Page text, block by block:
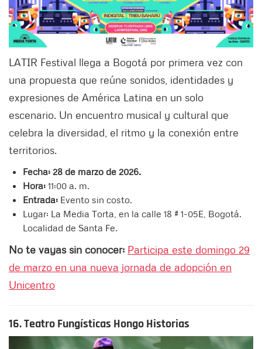
LATIR Festival llega a Bogotá por primera vez con
una propuesta que reúne sonidos, identidades y
expresiones de América Latina en un solo
escenario. Un encuentro musical y cultural que
celebra la diversidad, el ritmo y la conexión entre
territorios.
Fecha: 28 de marzo de 2026.
Hora: 11:00 a. m.
Entrada: Evento sin costo.
Lugar: La Media Torta, en la calle 18 # 1-05E, Bogotá.
Localidad de Santa Fe.
No te vayas sin conocer: Participa este domingo 29
de marzo en una nueva jornada de adopción en
Unicentro
16. Teatro Fungísticas Hongo Historias